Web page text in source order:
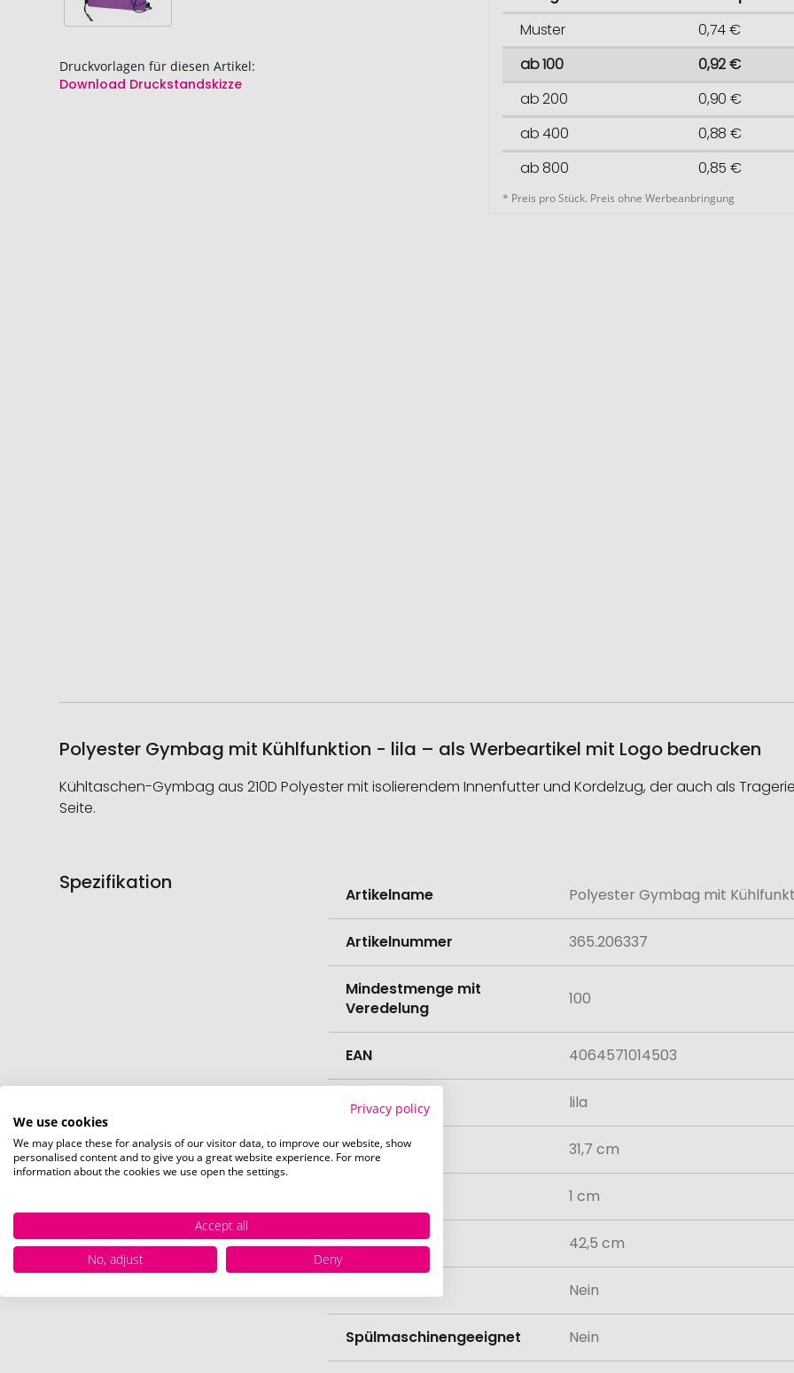
Druckvorlagen für diesen Artikel:
Download Druckstandskizze
Muster
0,74 €
ab 100
0,92 €
ab 200
0,90 €
ab 400
0,88 €
ab 800
0,85 €
* Preis pro Stück. Preis ohne Werbeanbringung
Polyester Gymbag mit Kühlfunktion - lila – als Werbeartikel mit Logo bedrucken
Kühltaschen-Gymbag aus 210D Polyester mit isolierendem Innenfutter und Kordelzug, der auch als
Seite.
Spezifikation
Informationen
Artikelname Polyester Gymbag mit
Artikelnummer 365.206337
Mindestmenge mit
Veredelung
100
EAN 4064571014503
Farbe lila
Länge 31,7 cm
1 cm
Höhe 42,5 cm
Nein
Spülmaschinengeeignet Nein
Privacy policy
We use cookies
We may place these for analysis of our visitor data, to improve our website, show
personalised content and to give you a great website experience. For more
information about the cookies we use open the settings.
Accept all
No, adjust
Deny